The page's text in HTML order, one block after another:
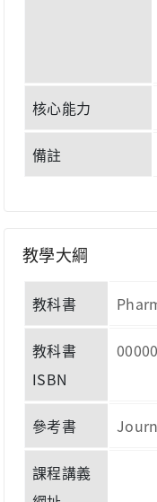
核心能力
備註
教學大綱
教科書
教科書
ISBN
參考書
課程講義